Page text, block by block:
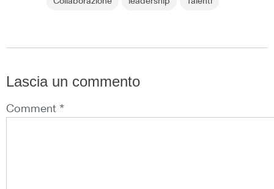
Lascia un commento
Comment *